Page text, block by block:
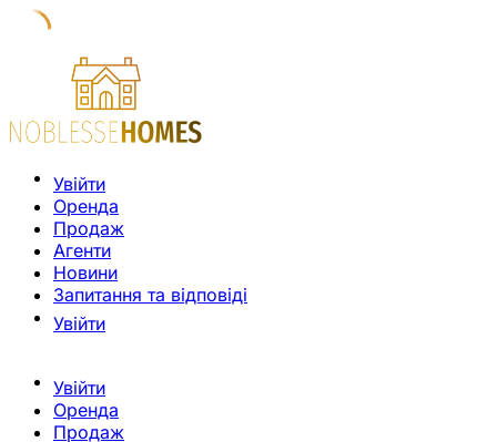
Увійти
Оренда
Продаж
Агенти
Новини
Запитання та відповіді
Увійти
Увійти
Оренда
Продаж